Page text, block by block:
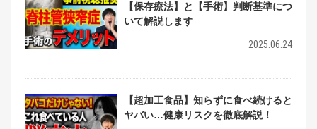
【保存療法】と【手術】判断基準につ
いて解説します
2025.06.24
【超加工食品】知らずに食べ続けると
ヤバい…健康リスクを徹底解説！